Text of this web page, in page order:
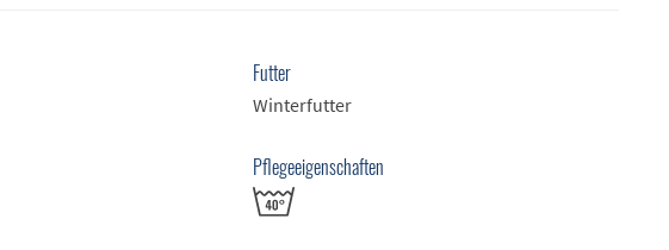
Futter
Winterfutter
Pflegeeigenschaften